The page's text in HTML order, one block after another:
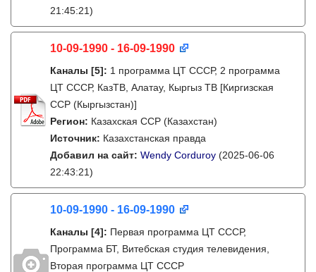
21:45:21)
10-09-1990 - 16-09-1990
Каналы [5]: 1 программа ЦТ СССР, 2 программа
ЦТ СССР, КазТВ, Алатау, Кыргыз ТВ [Киргизская
ССР (Кыргызстан)]
Регион: Казахская ССР (Казахстан)
Источник: Казахстанская правда
Добавил на сайт: Wendy Corduroy (2025-06-06
22:43:21)
10-09-1990 - 16-09-1990
Каналы [4]: Первая программа ЦТ СССР,
Программа БТ, Витебская студия телевидения,
Вторая программа ЦТ СССР